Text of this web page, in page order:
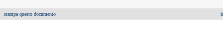
stampa questo documento